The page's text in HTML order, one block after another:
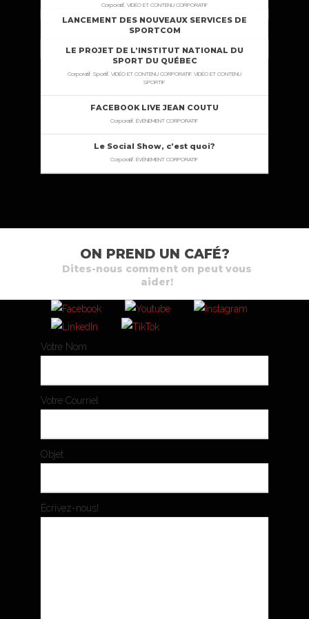
Corporatif, VIDÉO ET CONTENU CORPORATIF
LANCEMENT DES NOUVEAUX SERVICES DE
SPORTCOM
LE PROJET DE L’INSTITUT NATIONAL DU
SPORT DU QUÉBEC
Corporatif, Sportif, VIDÉO ET CONTENU CORPORATIF, VIDÉO ET CONTENU
SPORTIF
FACEBOOK LIVE JEAN COUTU
Corporatif, ÉVÉNEMENT CORPORATIF
Le Social Show, c’est quoi?
Corporatif, ÉVÉNEMENT CORPORATIF
ON PREND UN CAFÉ?
Dites-nous comment on peut vous
aider!
Votre Nom
Votre Courriel
Objet
Écrivez-nous!